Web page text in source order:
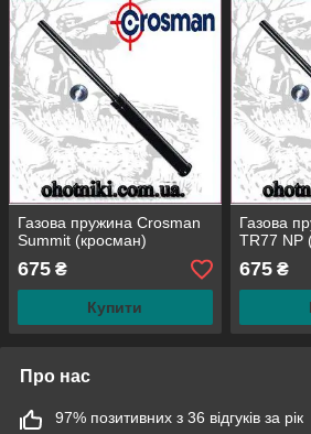
Газова пружина Crosman
Summit (кросман)
675 ₴
Купити
Газова
TR77 NP
675₴
Про нас
97% позитивних з 36 відгуків за рік